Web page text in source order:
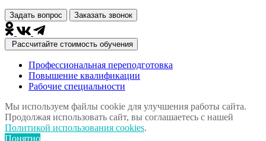
Задать вопрос Заказать звонок
Рассчитайте стоимость обучения
Профессиональная переподготовка
Повышение квалификации
Рабочие специальности
Мы используем файлы cookie для улучшения работы сайта.
Продолжая использовать сайт, вы соглашаетесь с нашей
Политикой использования cookies.
Понятно